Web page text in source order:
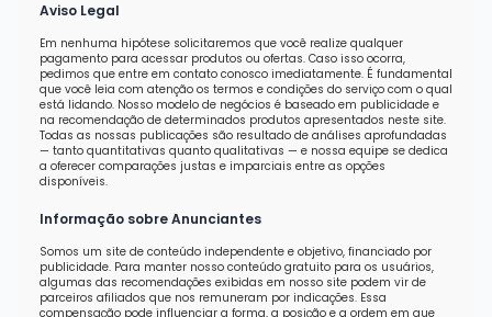
Aviso Legal
Em nenhuma hipótese solicitaremos que você realize qualquer
pagamento para acessar produtos ou ofertas. Caso isso ocorra,
pedimos que entre em contato conosco imediatamente. É fundamental
que você leia com atenção os termos e condições do serviço com o qual
está lidando. Nosso modelo de negócios é baseado em publicidade e
na recomendação de determinados produtos apresentados neste site.
Todas as nossas publicações são resultado de análises aprofundadas
— tanto quantitativas quanto qualitativas — e nossa equipe se dedica
a oferecer comparações justas e imparciais entre as opções
disponíveis.
Informação sobre Anunciantes
Somos um site de conteúdo independente e objetivo, financiado por
publicidade. Para manter nosso conteúdo gratuito para os usuários,
algumas das recomendações exibidas em nosso site podem vir de
parceiros afiliados que nos remuneram por indicações. Essa
compensação pode influenciar a forma, a posição e a ordem em que